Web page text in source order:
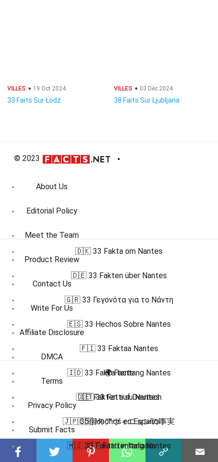
VILLES 19 Oct 2024
33 Faits Sur Łódź
VILLES 03 Déc 2024
38 Faits Sur Ljubljana
© 2023
About Us
Editorial Policy
Meet the Team
Product Review
Contact Us
Write For Us
Affiliate Disclosure
DMCA
Terms
Privacy Policy
Submit Facts
More Facts
🇩🇰 33 Fakta om Nantes
🇩🇪 33 Fakten über Nantes
🇬🇷 33 Γεγονότα για το Νάντη
🇪🇸 33 Hechos Sobre Nantes
🇫🇮 33 Faktaa Nantes
🇮🇩 33 Fakta tentang Nantes
🇮🇹 33 Fatti su Nantes
🇯🇵 35個のアヴィニョンの事実
🇲🇸 33 Fakta tentang Nantes
🌍 Facts
🇩🇪 Fakten auf Deutsch
🇪🇸 Hechos en Español
🇮🇹 Fatti in Italiano